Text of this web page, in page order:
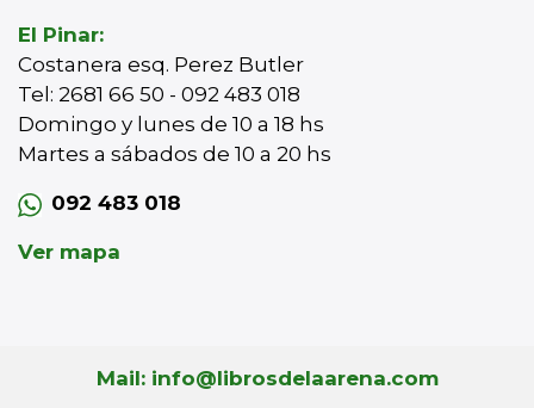
El Pinar:
Costanera esq. Perez Butler
Tel: 2681 66 50 - 092 483 018
Domingo y lunes de 10 a 18 hs
Martes a sábados de 10 a 20 hs
092 483 018
Ver mapa
Mail: info@librosdelaarena.com